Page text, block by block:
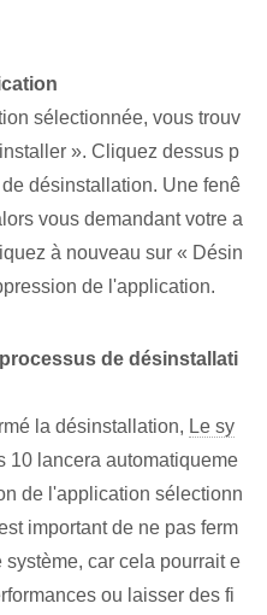
sélectionnée, vous trouv
». Cliquez dessus p
désinstallation. Une fenê
vous demandant votre a
à nouveau sur « Désin
de l'application.
de désinstallati
la désinstallation, Le sy
10 lancera automatiqueme
de l'application sélectionn
important de ne pas ferm
car cela pourrait e
ou laisser des fi